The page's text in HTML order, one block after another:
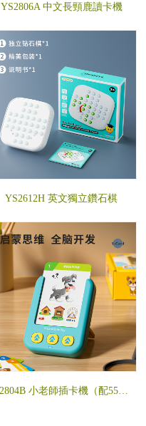
YS2806A 中文長頸鹿讀卡機
YS2612H 英文獨立鑽石棋
YS2804B 小老師插卡機（配55張卡片）